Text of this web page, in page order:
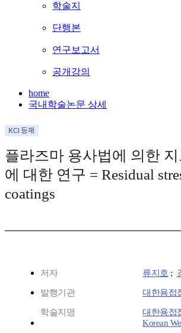
학술지
단행본
연구보고서
공개강의
home
국내학술논문 상세
플라즈마 용사법에 의한
에 대한 연구 = Residual
coatings
저자 류지호 ;
발행기관 대한용접
학술지명
대한용접
Korean